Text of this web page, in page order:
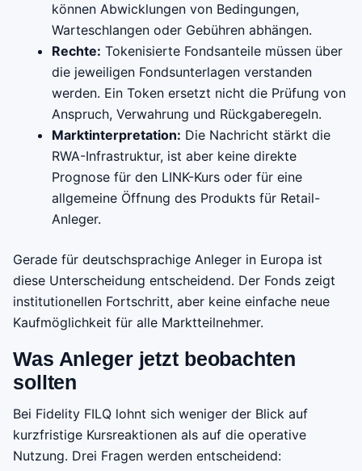
können Abwicklungen von Bedingungen,
Warteschlangen oder Gebühren abhängen.
Rechte: Tokenisierte Fondsanteile müssen über
die jeweiligen Fondsunterlagen verstanden
werden. Ein Token ersetzt nicht die Prüfung von
Anspruch, Verwahrung und Rückgaberegeln.
Marktinterpretation: Die Nachricht stärkt die
RWA-Infrastruktur, ist aber keine direkte
Prognose für den LINK-Kurs oder für eine
allgemeine Öffnung des Produkts für Retail-
Anleger.
Gerade für deutschsprachige Anleger in Europa ist
diese Unterscheidung entscheidend. Der Fonds zeigt
institutionellen Fortschritt, aber keine einfache neue
Kaufmöglichkeit für alle Marktteilnehmer.
Was Anleger jetzt beobachten
sollten
Bei Fidelity FILQ lohnt sich weniger der Blick auf
kurzfristige Kursreaktionen als auf die operative
Nutzung. Drei Fragen werden entscheidend: